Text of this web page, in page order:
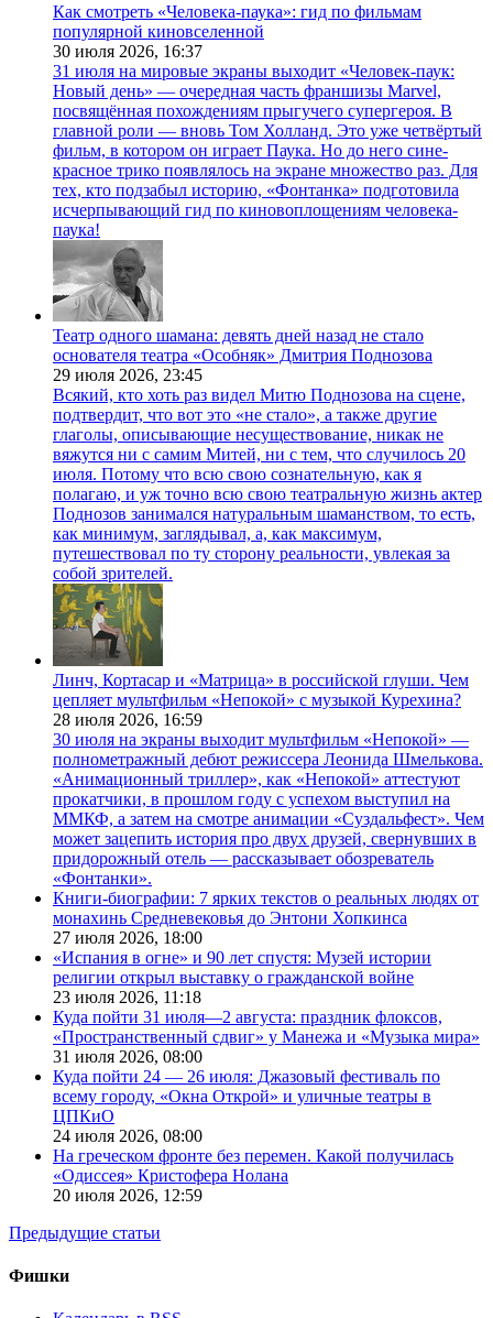
Как смотреть «Человека-паука»: гид по фильмам
популярной киновселенной
30 июля 2026, 16:37
31 июля на мировые экраны выходит «Человек-паук:
Новый день» — очередная часть франшизы Marvel,
посвящённая похождениям прыгучего супергероя. В
главной роли — вновь Том Холланд. Это уже четвёртый
фильм, в котором он играет Паука. Но до него сине-
красное трико появлялось на экране множество раз. Для
тех, кто подзабыл историю, «Фонтанка» подготовила
исчерпывающий гид по киновоплощениям человека-
паука!
Театр одного шамана: девять дней назад не стало
основателя театра «Особняк» Дмитрия Поднозова
29 июля 2026, 23:45
Всякий, кто хоть раз видел Митю Поднозова на сцене,
подтвердит, что вот это «не стало», а также другие
глаголы, описывающие несуществование, никак не
вяжутся ни с самим Митей, ни с тем, что случилось 20
июля. Потому что всю свою сознательную, как я
полагаю, и уж точно всю свою театральную жизнь актер
Поднозов занимался натуральным шаманством, то есть,
как минимум, заглядывал, а, как максимум,
путешествовал по ту сторону реальности, увлекая за
собой зрителей.
Линч, Кортасар и «Матрица» в российской глуши. Чем
цепляет мультфильм «Непокой» с музыкой Курехина?
28 июля 2026, 16:59
30 июля на экраны выходит мультфильм «Непокой» —
полнометражный дебют режиссера Леонида Шмелькова.
«Анимационный триллер», как «Непокой» аттестуют
прокатчики, в прошлом году с успехом выступил на
ММКФ, а затем на смотре анимации «Суздальфест». Чем
может зацепить история про двух друзей, свернувших в
придорожный отель — рассказывает обозреватель
«Фонтанки».
Книги-биографии: 7 ярких текстов о реальных людях от
монахинь Средневековья до Энтони Хопкинса
27 июля 2026, 18:00
«Испания в огне» и 90 лет спустя: Музей истории
религии открыл выставку о гражданской войне
23 июля 2026, 11:18
Куда пойти 31 июля—2 августа: праздник флоксов,
«Пространственный сдвиг» у Манежа и «Музыка мира»
31 июля 2026, 08:00
Куда пойти 24 — 26 июля: Джазовый фестиваль по
всему городу, «Окна Открой» и уличные театры в
ЦПКиО
24 июля 2026, 08:00
На греческом фронте без перемен. Какой получилась
«Одиссея» Кристофера Нолана
20 июля 2026, 12:59
Предыдущие статьи
Фишки